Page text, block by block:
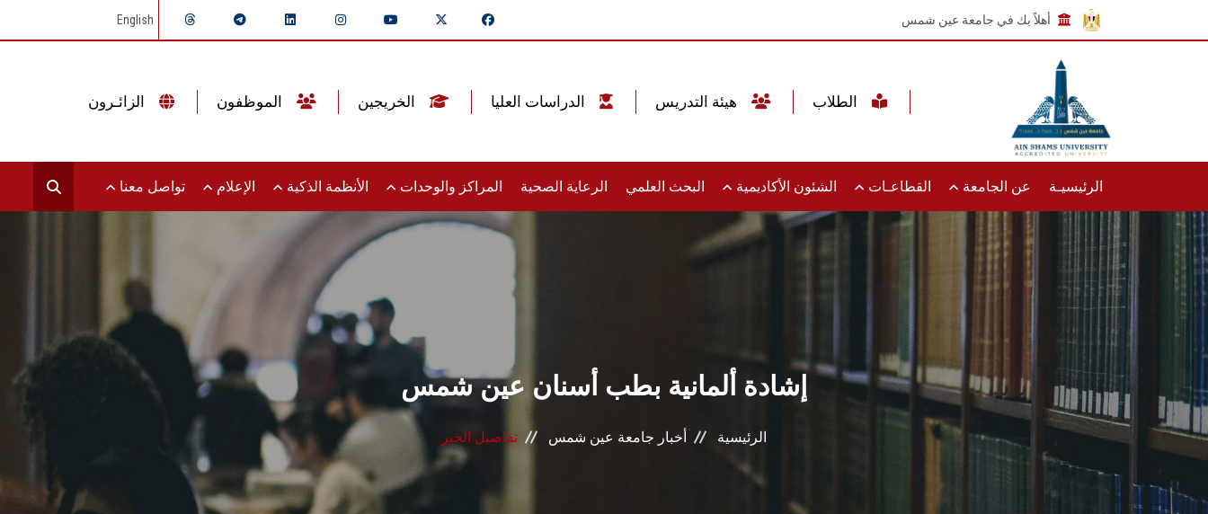
أهلاً بك في جامعة عين شمس English
الرئيسيـة عن الجامعة القطاعـات الشئون الأكاديمية البحث العلمي الرعاية الصحية المراكز والوحدات الأنظمة الذكية الإعلام تواصل معنا
إشادة ألمانية بطب أسنان عين شمس
الرئيسية أخبار جامعة عين شمس تفاصيل الخبر